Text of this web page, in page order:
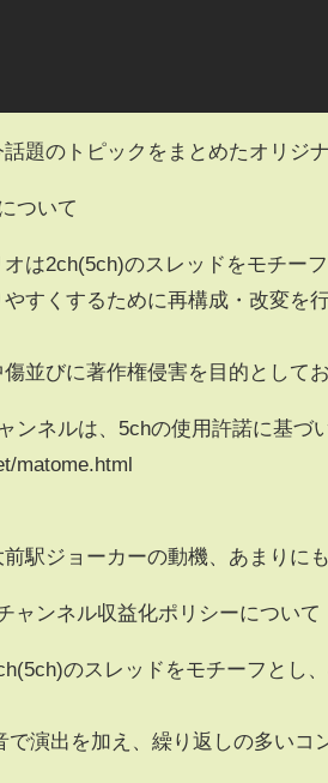
話題のトピックをまとめたオリジ
ついて
は2ch(5ch)のスレッドをモチーフ
すくするために再構成・改変を
並びに著作権侵害を目的としてお
ンネルは、5chの使用許諾に基づ
matome.html
前駅ジョーカーの動機、あまりに
ャンネル収益化ポリシーについて
のスレッドをモチーフとし
で演出を加え、繰り返しの多いコ